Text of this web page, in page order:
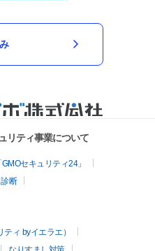
リティ事業について
セキュリティ24」
断
ィ byイエラエ）